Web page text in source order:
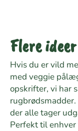
Flere
Hvis du er vild
med veggie
opskrifter, vi har
der alle tager
Perfekt til